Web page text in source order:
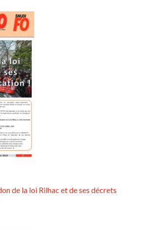
de la loi Rilhac et de ses décrets